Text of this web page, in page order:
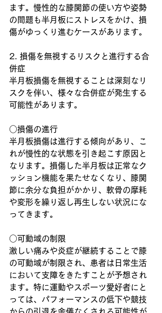
ます。慢性的な膝関節の使い方や姿勢
の問題も半月板にストレスをかけ、損
傷がゆっくり進むケースがあります。
2. 損傷を無視するリスクと進行する合
併症
半月板損傷を無視することは深刻なリ
スクを伴い、様々な合併症が発生する
可能性があります。
○損傷の進行
半月板損傷は進行する傾向があり、こ
れが慢性的な状態を引き起こす原因と
なります。損傷した半月板は正常なク
ッション機能を果たせなくなり、膝関
節に余分な負担がかかり、軟骨の摩耗
や変形を繰り返し再生しない状況にな
ってきます。
○可動域の制限
激しい痛みや炎症が継続することで膝
の可動域が制限され、患者は日常生活
において支障をきたすことが予想され
ます。特に運動やスポーツ愛好者にと
っては、パフォーマンスの低下や競技
からの引退を余儀なくされる可能性が